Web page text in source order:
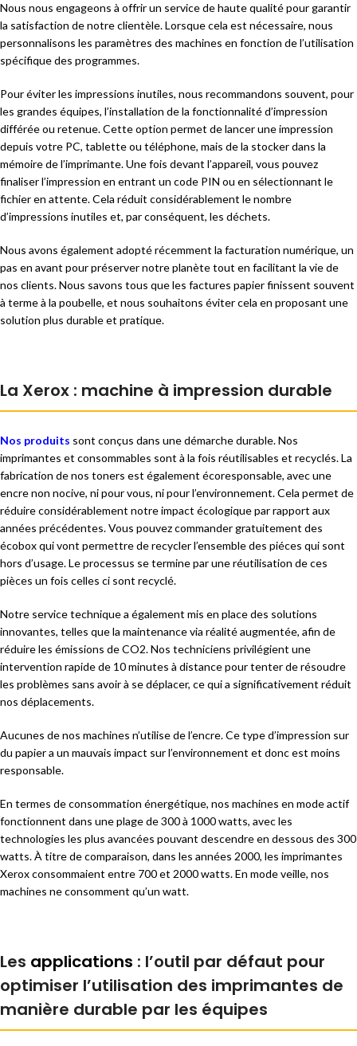
Nous nous engageons à offrir un service de haute qualité pour garantir
la satisfaction de notre clientèle. Lorsque cela est nécessaire, nous
personnalisons les paramètres des machines en fonction de l’utilisation
spécifique des programmes.
Pour éviter les impressions inutiles, nous recommandons souvent, pour
les grandes équipes, l’installation de la fonctionnalité d’impression
différée ou retenue. Cette option permet de lancer une impression
depuis votre PC, tablette ou téléphone, mais de la stocker dans la
mémoire de l’imprimante. Une fois devant l’appareil, vous pouvez
finaliser l’impression en entrant un code PIN ou en sélectionnant le
fichier en attente. Cela réduit considérablement le nombre
d’impressions inutiles et, par conséquent, les déchets.
Nous avons également adopté récemment la facturation numérique, un
pas en avant pour préserver notre planète tout en facilitant la vie de
nos clients. Nous savons tous que les factures papier finissent souvent
à terme à la poubelle, et nous souhaitons éviter cela en proposant une
solution plus durable et pratique.
La Xerox : machine à impression durable
Nos produits sont conçus dans une démarche durable. Nos
imprimantes et consommables sont à la fois réutilisables et recyclés. La
fabrication de nos toners est également écoresponsable, avec une
encre non nocive, ni pour vous, ni pour l’environnement. Cela permet de
réduire considérablement notre impact écologique par rapport aux
années précédentes. Vous pouvez commander gratuitement des
écobox qui vont permettre de recycler l’ensemble des piéces qui sont
hors d’usage. Le processus se termine par une réutilisation de ces
pièces un fois celles ci sont recyclé.
Notre service technique a également mis en place des solutions
innovantes, telles que la maintenance via réalité augmentée, afin de
réduire les émissions de CO2. Nos techniciens privilégient une
intervention rapide de 10 minutes à distance pour tenter de résoudre
les problèmes sans avoir à se déplacer, ce qui a significativement réduit
nos déplacements.
Aucunes de nos machines n’utilise de l’encre. Ce type d’impression sur
du papier a un mauvais impact sur l’environnement et donc est moins
responsable.
En termes de consommation énergétique, nos machines en mode actif
fonctionnent dans une plage de 300 à 1000 watts, avec les
technologies les plus avancées pouvant descendre en dessous des 300
watts. À titre de comparaison, dans les années 2000, les imprimantes
Xerox consommaient entre 700 et 2000 watts. En mode veille, nos
machines ne consomment qu’un watt.
Les applications : l’outil par défaut pour
optimiser l’utilisation des imprimantes de
manière durable par les équipes